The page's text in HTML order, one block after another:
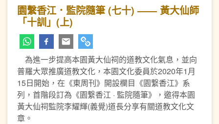
園繫香江．監院隨筆 (七十) —— 黃大仙師
「十訓」(上)
為進一步提高本園黃大仙祠的道教文化氣息，並向
普羅大眾推廣道教文化，本園文化委員於2020年1月
15日開始，在《東周刊》開設欄目《園繋香江》系
列，首階段訂為《園繋香江 · 監院隨筆》，邀得本園
黃大仙祠監院李耀輝(義覺)道長分享有關道教文化文
章。